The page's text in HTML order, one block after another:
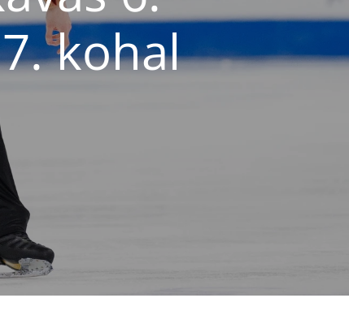
kohal